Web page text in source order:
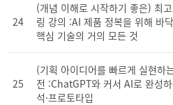
24
(개념 이해로 시작하기 좋은) 최
링 강의 :AI 제품 정복을 위해 바
핵심 기술의 거의 모든 것
25
(기획 아이디어를 빠르게 실현하
전 :ChatGPT와 커서 AI로 완성
석·프로토타입